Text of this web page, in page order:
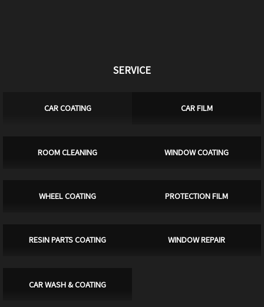
SERVICE
CAR COATING CAR FILM
ROOM CLEANING WINDOW COATING
WHEEL COATING PROTECTION FILM
RESIN PARTS COATING WINDOW REPAIR
CAR WASH & COATING